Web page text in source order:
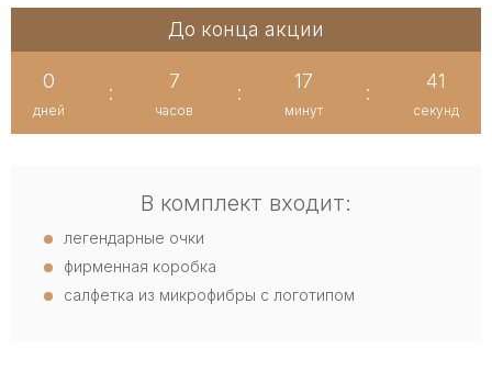
До конца акции
0
дней
:
7
часов
:
17
минут
:
41
секунд
В комплект входит:
легендарные очки
фирменная коробка
салфетка из микрофибры с логотипом